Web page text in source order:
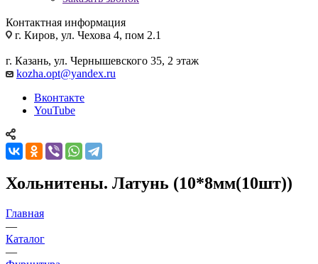
Контактная информация
г. Киров, ул. Чехова 4, пом 2.1
г. Казань, ул. Чернышевского 35, 2 этаж
kozha.opt@yandex.ru
Вконтакте
YouTube
Хольнитены. Латунь (10*8мм(10шт))
Главная
—
Каталог
—